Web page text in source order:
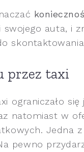
swojego auta, i
przez taxi
ograniczało
natomiast w
Jedna
pewno